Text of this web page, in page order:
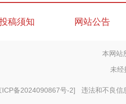
页
稿须知 网站公告
本网站
未经
ICP备2024090867号-2] 违法和不良信